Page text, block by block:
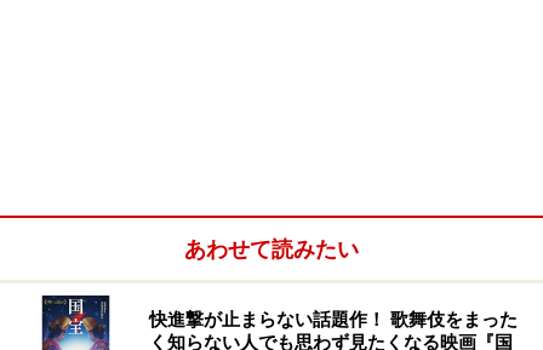
あわせて読みたい
快進撃が止まらない話題作！ 歌舞伎をまった
く知らない人でも思わず見たくなる映画『国